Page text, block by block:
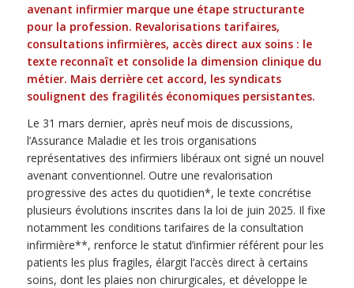
avenant infirmier marque une étape structurante
pour la profession. Revalorisations tarifaires,
consultations infirmières, accès direct aux soins : le
texte reconnaît et consolide la dimension clinique du
métier. Mais derrière cet accord, les syndicats
soulignent des fragilités économiques persistantes.
Le 31 mars dernier, après neuf mois de discussions,
l’Assurance Maladie et les trois organisations
représentatives des infirmiers libéraux ont signé un nouvel
avenant conventionnel. Outre une revalorisation
progressive des actes du quotidien*, le texte concrétise
plusieurs évolutions inscrites dans la loi de juin 2025. Il fixe
notamment les conditions tarifaires de la consultation
infirmière**, renforce le statut d’infirmier référent pour les
patients les plus fragiles, élargit l’accès direct à certains
soins, dont les plaies non chirurgicales, et développe le